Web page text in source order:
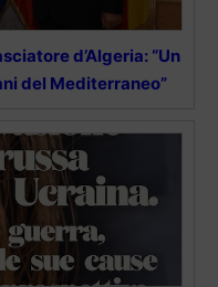
d’Algeria: “Un
del Mediterraneo”